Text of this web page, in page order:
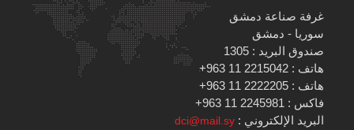
غرفة صناعة دمشق
سوريا - دمشق
صندوق البريد : 1305
هاتف : 2215042 11 963+
هاتف : 2222205 11 963+
فاكس : 2245981 11 963+
البريد الإلكتروني :dci@mail.sy